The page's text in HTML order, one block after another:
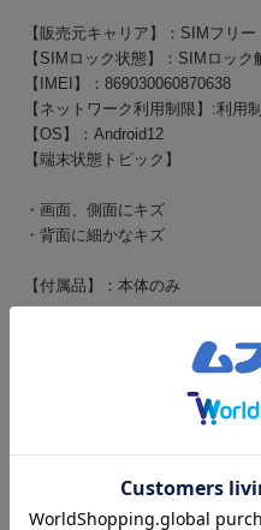
【販売元キャリア】：SIMフリー
【SIMロック状態】：SIMロック
【IMEI】：869030060870638
【ネットワーク利用制限】:利用
【OS】：Android12
【端末状態トピック】
・画面、側面にキズ
・背面に細かなキズ
【付属品】：本体のみ
・au、docomo、softbank、格安
【配送方法】クロネコヤマト宅急
店舗併売品のためご購入いただ